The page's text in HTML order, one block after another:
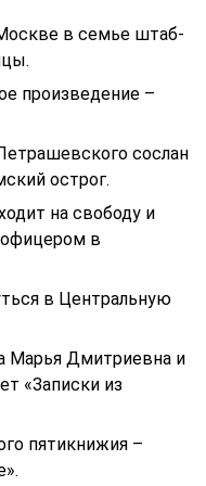
в семье штаб-
произведение –
сослан
острог.
на свободу и
в
в Центральную
Марья Дмитриевна и
«Записки из
пятикнижия –